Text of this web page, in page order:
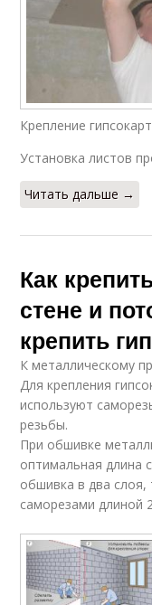
Крепление
Установка листов
Читать дальше →
Как
стене и
крепить
К металлическому
Для крепления
используют
резьбы.
При обшивке
оптимальная длина
обшивка в два слоя,
саморезами длиной